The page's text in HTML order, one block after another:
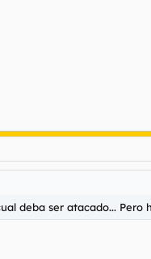
deba ser atacado... Pero